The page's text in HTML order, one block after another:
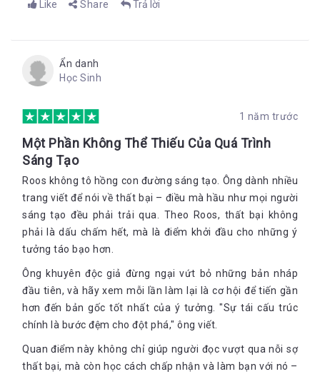
Like Share Trả lời
Ẩn danh
Học Sinh
1 năm trước
Một Phần Không Thể Thiếu Của Quá Trình
Sáng Tạo
Roos không tô hồng con đường sáng tạo. Ông dành nhiều
trang viết để nói về thất bại – điều mà hầu như mọi người
sáng tạo đều phải trải qua. Theo Roos, thất bại không
phải là dấu chấm hết, mà là điểm khởi đầu cho những ý
tưởng táo bạo hơn.
Ông khuyên độc giả đừng ngại vứt bỏ những bản nháp
đầu tiên, và hãy xem mỗi lần làm lại là cơ hội để tiến gần
hơn đến bản gốc tốt nhất của ý tưởng. "Sự tái cấu trúc
chính là bước đệm cho đột phá," ông viết.
Quan điểm này không chỉ giúp người đọc vượt qua nỗi sợ
thất bại, mà còn học cách chấp nhận và làm bạn với nó –